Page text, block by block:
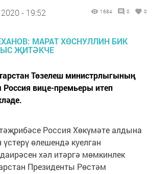
- 19:52 1684 0 0
Төзелеш министрлыгының
вице-премьеры итеп
Россия Хөкүмәте алдына
өлешендә куелган
хәл итәргә мөмкинлек
Президенты Рөстәм